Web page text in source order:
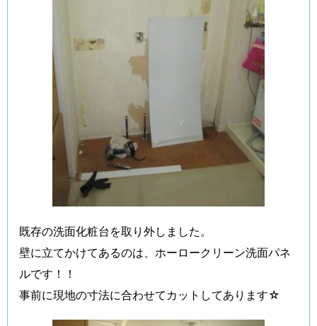
既存の洗面化粧台を取り外しました。
壁に立てかけてあるのは、ホーロークリーン洗面パネ
ルです！！
事前に現地の寸法に合わせてカットしてあります☆